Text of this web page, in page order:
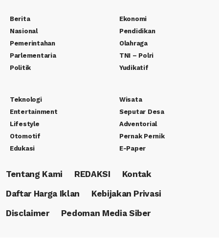
Berita
Nasional
Pemerintahan
Parlementaria
Politik
Ekonomi
Pendidikan
Olahraga
TNI – Polri
Yudikatif
Teknologi
Entertainment
Lifestyle
Otomotif
Edukasi
Wisata
Seputar Desa
Adventorial
Pernak Pernik
E-Paper
Tentang Kami REDAKSI
Kontak
Daftar Harga Iklan
Kebijakan Privasi
Disclaimer
Pedoman Media Siber